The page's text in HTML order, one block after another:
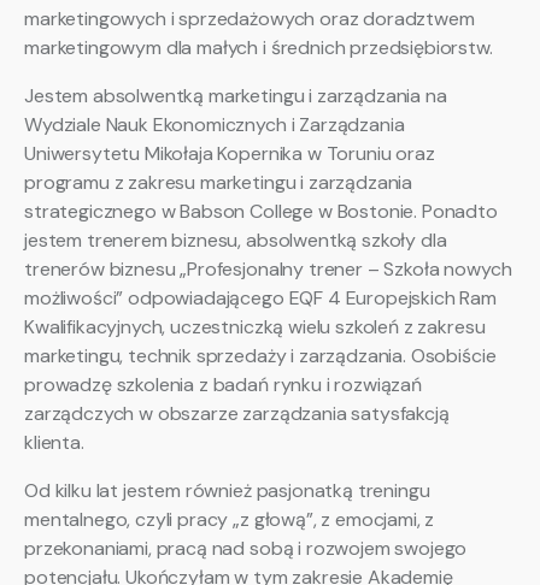
marketingowych i sprzedażowych oraz doradztwem
marketingowym dla małych i średnich przedsiębiorstw.
Jestem absolwentką marketingu i zarządzania na
Wydziale Nauk Ekonomicznych i Zarządzania
Uniwersytetu Mikołaja Kopernika w Toruniu oraz
programu z zakresu marketingu i zarządzania
strategicznego w Babson College w Bostonie. Ponadto
jestem trenerem biznesu, absolwentką szkoły dla
trenerów biznesu „Profesjonalny trener – Szkoła nowych
możliwości” odpowiadającego EQF 4 Europejskich Ram
Kwalifikacyjnych, uczestniczką wielu szkoleń z zakresu
marketingu, technik sprzedaży i zarządzania. Osobiście
prowadzę szkolenia z badań rynku i rozwiązań
zarządczych w obszarze zarządzania satysfakcją
klienta.
Od kilku lat jestem również pasjonatką treningu
mentalnego, czyli pracy „z głową”, z emocjami, z
przekonaniami, pracą nad sobą i rozwojem swojego
potencjału. Ukończyłam w tym zakresie Akademię